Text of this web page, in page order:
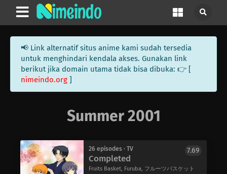
📢 Link alternatif situs anime kami sudah tersedia
untuk menghindari kendala akses. Gunakan link
berikut jika domain utama tidak bisa dibuka: 👉 [
nimeindo.org ]
Summer 2001
26 episodes · TV
Completed
Fruits Basket, Furuba, フルーツバスケット
7.69